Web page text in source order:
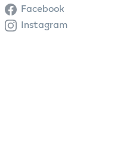
Facebook
Instagram